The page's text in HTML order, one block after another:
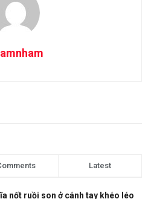
Latest
nốt ruồi son ở cánh tay khéo léo